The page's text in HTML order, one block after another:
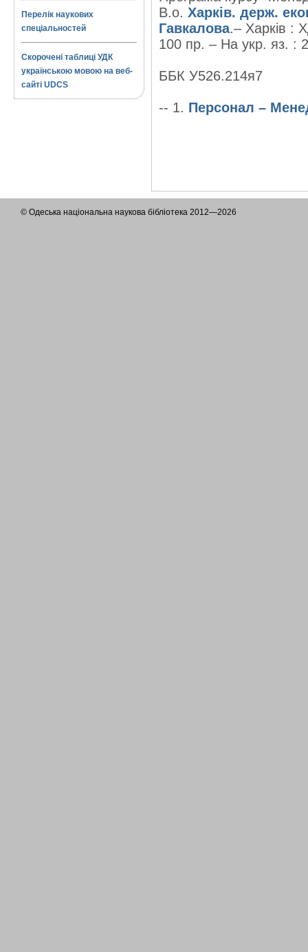
Перелік наукових
спеціальностей
Скорочені таблиці УДК
українською мовою на веб-
сайті UDCS
В.о. Харків. держ.
Гавкалова.– Харків :
100 пр. – На укр. яз. :
ББК У526.214я7
-- 1. Персонал –
© Одеська національна наукова бібліотека 2012—2026